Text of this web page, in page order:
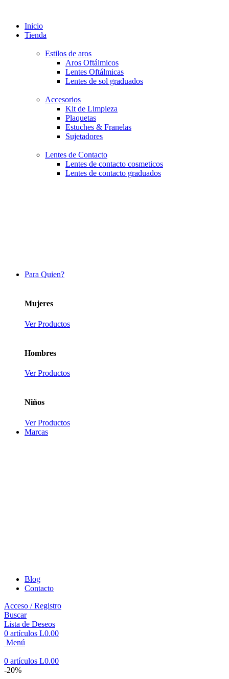
Inicio
Tienda
Estilos de aros
Aros Oftálmicos
Lentes Oftálmicas
Lentes de sol graduados
Accesorios
Kit de Limpieza
Plaquetas
Estuches & Franelas
Sujetadores
Lentes de Contacto
Lentes de contacto cosmeticos
Lentes de contacto graduados
Para Quien?
Mujeres
Ver Productos
Hombres
Ver Productos
Niños
Ver Productos
Marcas
Blog
Contacto
Acceso / Registro
Buscar
Lista de Deseos
0 artículos L0.00
Menú
0 artículos L0.00
-20%